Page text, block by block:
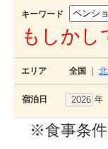
キーワード
もしかし
エリア 全国
宿泊日 年
※食事条